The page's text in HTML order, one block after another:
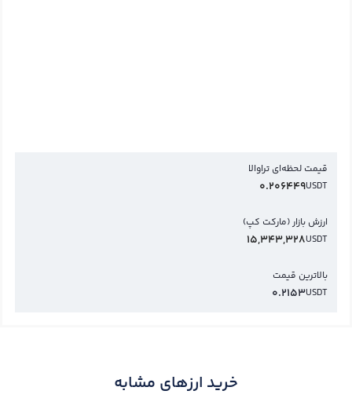
قیمت لحظه‌ای تراوالا
USDT
0.206449
ارزش بازار (مارکت کپ)
USDT
15,343,328
بالاترین قیمت
USDT
0.2153
خرید ارزهای مشابه